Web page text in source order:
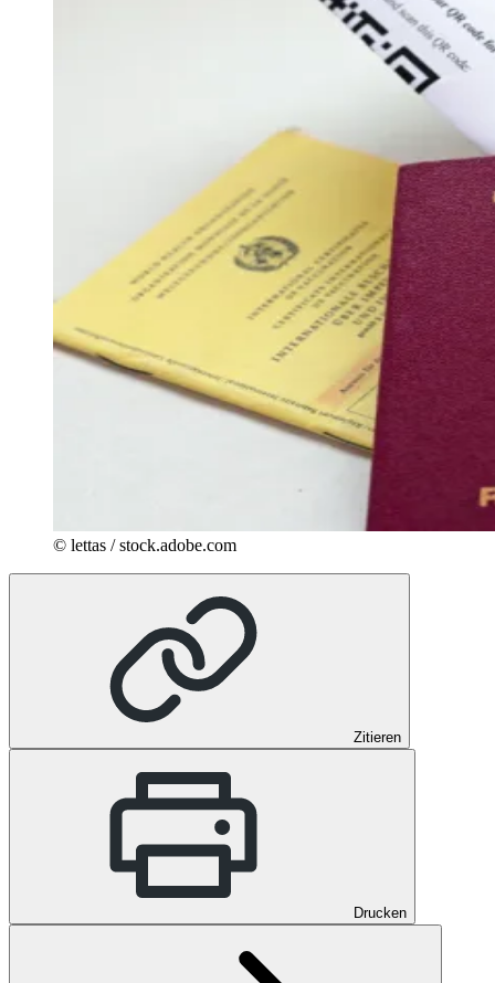
© lettas / stock.adobe.com
Zitieren
Drucken